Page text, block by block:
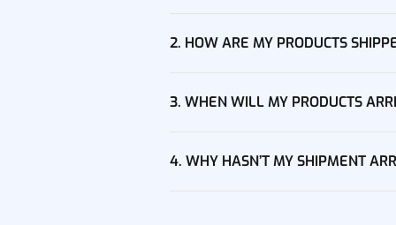
2. HOW ARE MY PRODUCTS
3. WHEN WILL MY PRODUCTS
4. WHY HASN’T MY SHIPMENT